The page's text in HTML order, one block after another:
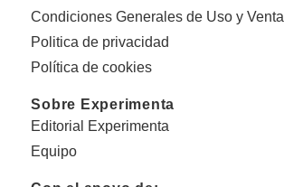
Condiciones Generales de Uso y Venta
Politica de privacidad
Política de cookies
Sobre Experimenta
Editorial Experimenta
Equipo